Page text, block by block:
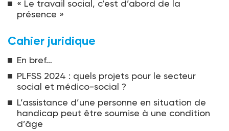
« Le travail social, c’est d’abord de la
présence »
Cahier juridique
En bref…
PLFSS 2024 : quels projets pour le secteur
social et médico-social ?
L’assistance d’une personne en situation de
handicap peut être soumise à une condition
d’âge